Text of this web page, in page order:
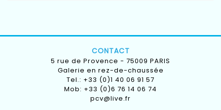
CONTACT
5 rue de Provence - 75009 PARIS
Galerie en rez-de-chaussée
Tel.: +33 (0)1 40 06 91 57
Mob: +33 (0)6 76 14 06 74
pcv@live.fr